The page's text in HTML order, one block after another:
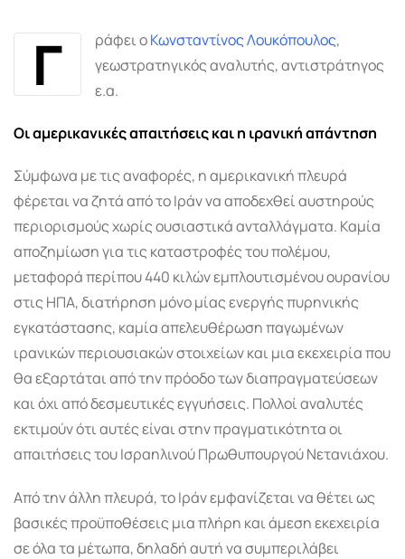
Γ ράφει οΚωνσταντίνος Λουκόπουλος,
γεωστρατηγικός αναλυτής, αντιστράτηγος
ε.α.
Οι αμερικανικές απαιτήσεις και η ιρανική απάντηση
Σύμφωνα με τις αναφορές, η αμερικανική πλευρά
φέρεται να ζητά από το Ιράν να αποδεχθεί αυστηρούς
περιορισμούς χωρίς ουσιαστικά ανταλλάγματα. Καμία
αποζημίωση για τις καταστροφές του πολέμου,
μεταφορά περίπου 440 κιλών εμπλουτισμένου ουρανίου
στις ΗΠΑ, διατήρηση μόνο μίας ενεργής πυρηνικής
εγκατάστασης, καμία απελευθέρωση παγωμένων
ιρανικών περιουσιακών στοιχείων και μια εκεχειρία που
θα εξαρτάται από την πρόοδο των διαπραγματεύσεων
και όχι από δεσμευτικές εγγυήσεις. Πολλοί αναλυτές
εκτιμούν ότι αυτές είναι στην πραγματικότητα οι
απαιτήσεις του Ισραηλινού Πρωθυπουργού Νετανιάχου.
Από την άλλη πλευρά, το Ιράν εμφανίζεται να θέτει ως
βασικές προϋποθέσεις μια πλήρη και άμεση εκεχειρία
σε όλα τα μέτωπα, δηλαδή αυτή να συμπεριλάβει